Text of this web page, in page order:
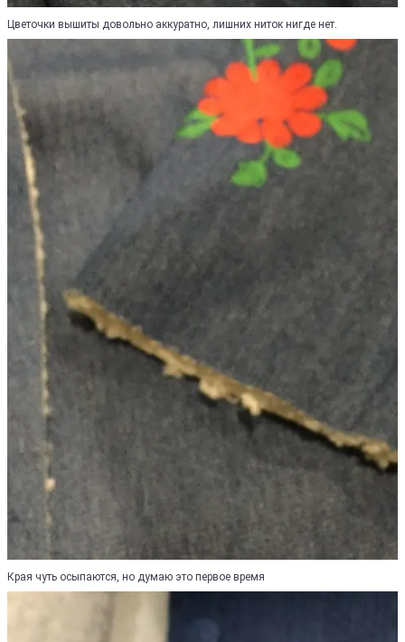
Цветочки вышиты довольно аккуратно, лишних ниток нигде нет.
Края чуть осыпаются, но думаю это первое время